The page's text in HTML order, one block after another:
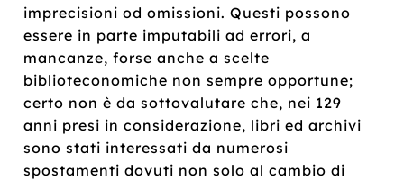
imprecisioni od omissioni. Questi possono
essere in parte imputabili ad errori, a
mancanze, forse anche a scelte
biblioteconomiche non sempre opportune;
certo non è da sottovalutare che, nei 129
anni presi in considerazione, libri ed archivi
sono stati interessati da numerosi
spostamenti dovuti non solo al cambio di